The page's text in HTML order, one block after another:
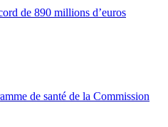
de 890 millions d’euros
de santé de la Commission